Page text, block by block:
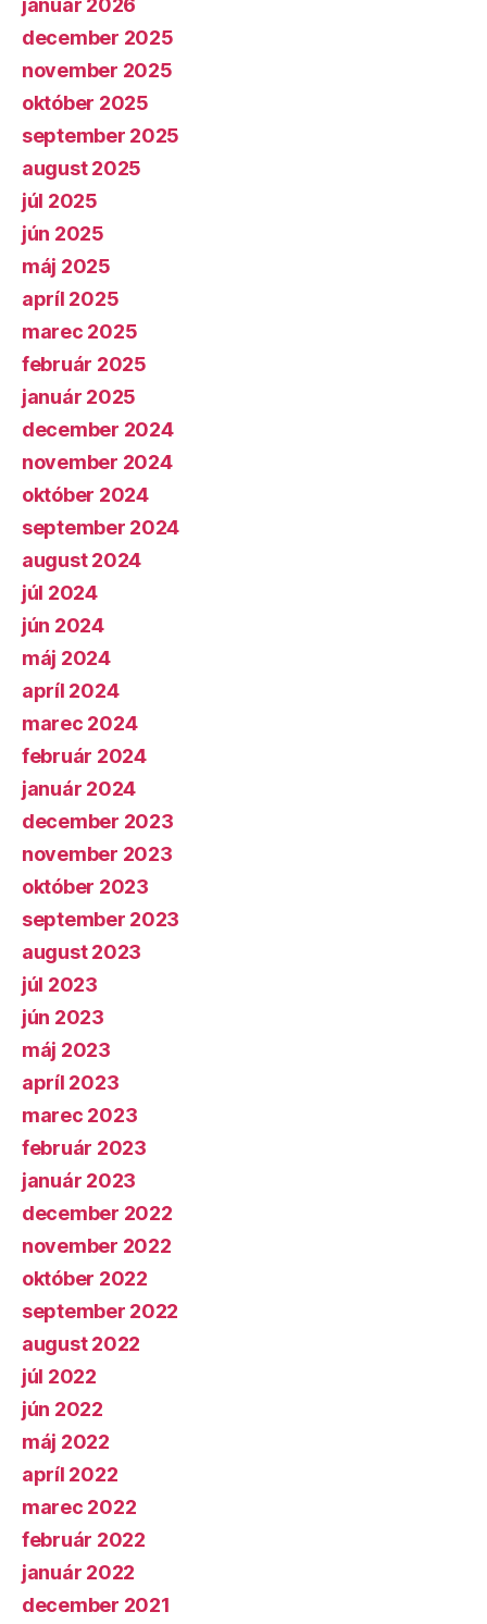
december 2025
november 2025
október 2025
september 2025
august 2025
júl 2025
jún 2025
máj 2025
apríl 2025
marec 2025
február 2025
január 2025
december 2024
november 2024
október 2024
september 2024
august 2024
júl 2024
jún 2024
máj 2024
apríl 2024
marec 2024
február 2024
január 2024
december 2023
november 2023
október 2023
september 2023
august 2023
júl 2023
jún 2023
máj 2023
apríl 2023
marec 2023
február 2023
január 2023
december 2022
november 2022
október 2022
september 2022
august 2022
júl 2022
jún 2022
máj 2022
apríl 2022
marec 2022
február 2022
január 2022
december 2021